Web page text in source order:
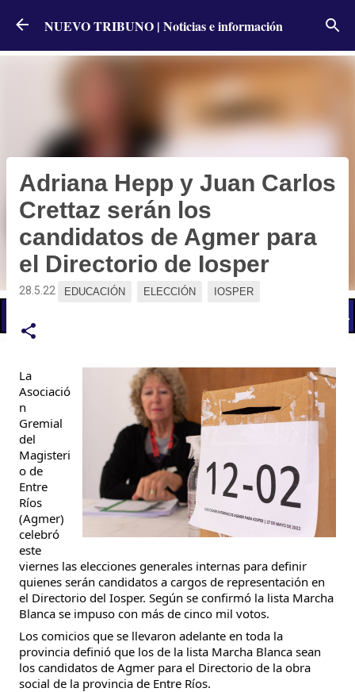
Ir al contenido principal
NUEVO TRIBUNO | Noticias e información
Adriana Hepp y Juan Carlos
Crettaz serán los
candidatos de Agmer para
el Directorio de Iosper
28.5.22 EDUCACIÓN ELECCIÓN IOSPER
La
Asociació
n
Gremial
del
Magisteri
o de
Entre
Ríos
(Agmer)
celebró
este
viernes las elecciones generales internas para definir
quienes serán candidatos a cargos de representación en
el Directorio del Iosper. Según se confirmó la lista Marcha
Blanca se impuso con más de cinco mil votos.
Los comicios que se llevaron adelante en toda la
provincia definió que los de la lista Marcha Blanca sean
los candidatos de Agmer para el Directorio de la obra
social de la provincia de Entre Ríos.